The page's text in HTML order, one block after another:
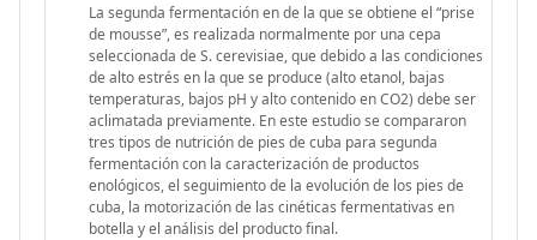
La segunda fermentación en de la que se obtiene el “prise
de mousse”, es realizada normalmente por una cepa
seleccionada de S. cerevisiae, que debido a las condiciones
de alto estrés en la que se produce (alto etanol, bajas
temperaturas, bajos pH y alto contenido en CO2) debe ser
aclimatada previamente. En este estudio se compararon
tres tipos de nutrición de pies de cuba para segunda
fermentación con la caracterización de productos
enológicos, el seguimiento de la evolución de los pies de
cuba, la motorización de las cinéticas fermentativas en
botella y el análisis del producto final.